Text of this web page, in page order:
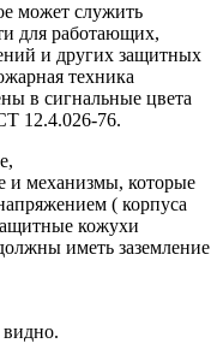
может служить
для работающих,
и других защитных
техника
в сигнальные цвета
12.4.026-76.
и механизмы, которые
( корпуса
кожухи
иметь заземление